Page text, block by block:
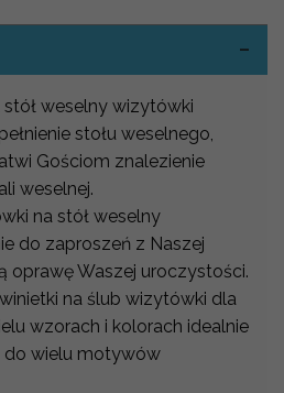
weselny wizytówki
stołu weselnego,
Gościom znalezienie
weselnej.
na stół weselny
do zaproszeń z Naszej
oprawę Waszej uroczystości.
na ślub wizytówki dla
wzorach i kolorach idealnie
do wielu motywów